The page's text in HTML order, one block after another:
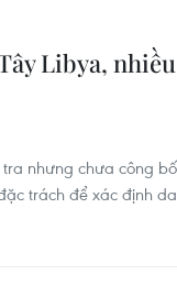
Libya,
nhưng chưa công
trách để xác định